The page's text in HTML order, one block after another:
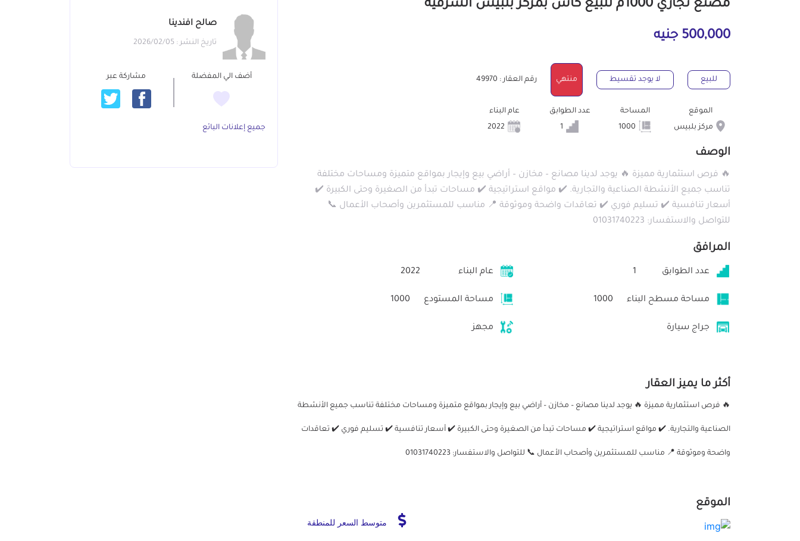
مصنع تجاري 1000م للبيع كاش بمركز بلبيس الشرقية
500,000 جنيه
للبيع لا يوجد تقسيط منتهي رقم العقار : 49970
الموقع
مركز بلبيس
المساحة
عدد الطوابق
عام البناء
الوصف
🔥 فرص استثمارية مميزة 🔥 يوجد لدينا مصانع – مخازن – أراضي بيع وإيجار بمواقع متميزة ومساحات مختلفة
تناسب جميع الأنشطة الصناعية والتجارية. ✔️ مواقع استراتيجية ✔️ مساحات تبدأ من الصغيرة وحتى الكبيرة ✔️
أسعار تنافسية ✔️ تسليم فوري ✔️ تعاقدات واضحة وموثوقة 📍 مناسب للمستثمرين وأصحاب الأعمال 📞
للتواصل والاستفسار: 01031740223
المرافق
عدد الطوابق 1 عام البناء 2022
مساحة مسطح البناء 1000 مساحة المستودع 1000
جراج سيارة مجهز
أكثر ما يميز العقار
🔥 فرص استثمارية مميزة 🔥 يوجد لدينا مصانع – مخازن – أراضي بيع وإيجار بمواقع متميزة ومساحات مختلفة تناسب جميع الأنشطة
الصناعية والتجارية. ✔️ مواقع استراتيجية ✔️ مساحات تبدأ من الصغيرة وحتى الكبيرة ✔️ أسعار تنافسية ✔️ تسليم فوري ✔️ تعاقدات
واضحة وموثوقة 📍 مناسب للمستثمرين وأصحاب الأعمال 📞 للتواصل والاستفسار: 01031740223
الموقع
متوسط السعر للمنطقة
صالح افندينا
تاريخ النشر : 2026/02/05
أضف الي المفضلة مشاركة عبر
جميع إعلانات البائع